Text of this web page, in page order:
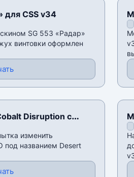
для CSS v34
SG 553 «Радар»
винтовки оформлен
Disruption с
изменить
под названием Desert